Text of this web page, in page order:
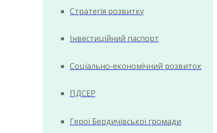
Стратегія розвитку
Інвестиційний паспорт
Соціально-економічний розвиток
ПДСЕР
Герої Бердичівської громади